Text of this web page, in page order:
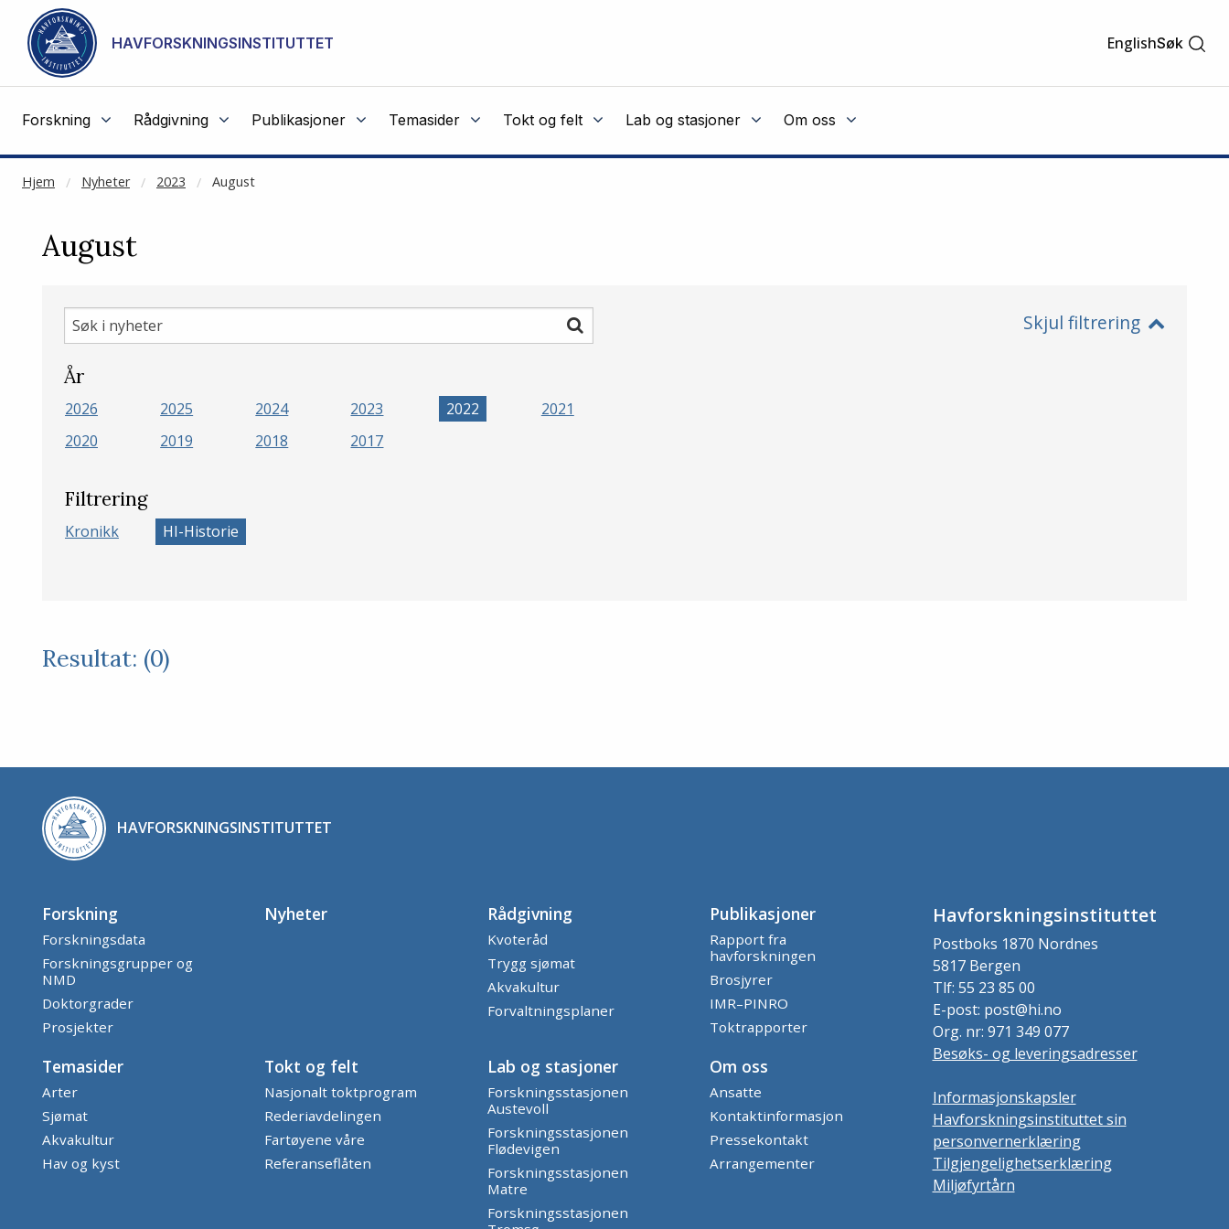
Gå til hovedinnhold
HAVFORSKNINGSINSTITUTTET EnglishSøk
Forskning Rådgivning Publikasjoner Temasider Tokt og felt Lab og stasjoner Om oss
Hjem Nyheter 2023 August
NOT CACHED
August
Søk
i
nyheter
Søk Skjul filtrering
År
2026 2025 2024 2023 2022
2021
2020
2019 2018 2017
Filtrering
Kronikk HI-Historie
Resultat: (0)
HAVFORSKNINGSINSTITUTTET
Forskning
Forskningsdata
Forskningsgrupper og
NMD
Doktorgrader
Prosjekter
Nyheter Rådgivning
Kvoteråd
Trygg sjømat
Akvakultur
Forvaltningsplaner
Publikasjoner
Rapport fra
havforskningen
Brosjyrer
IMR–PINRO
Toktrapporter
Temasider
Arter
Sjømat
Akvakultur
Hav og kyst
Tokt og felt
Nasjonalt toktprogram
Rederiavdelingen
Fartøyene våre
Referanseflåten
Lab og stasjoner
Forskningsstasjonen
Austevoll
Forskningsstasjonen
Flødevigen
Forskningsstasjonen
Matre
Forskningsstasjonen
Om oss
Ansatte
Kontaktinformasjon
Pressekontakt
Arrangementer
Havforskningsinstituttet
Postboks 1870 Nordnes
5817 Bergen
Tlf: 55 23 85 00
E-post: post@hi.no
Org. nr: 971 349 077
Besøks- og leveringsadresser
Informasjonskapsler
Havforskningsinstituttet sin
personvernerklæring
Tilgjengelighetserklæring
Miljøfyrtårn